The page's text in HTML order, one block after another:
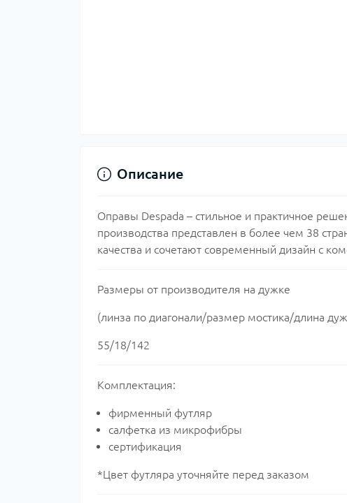
Описание
Оправы Despada – стильное и практичное
производства представлен в более чем 38
качества и сочетают современный дизайн с
Размеры от производителя на дужке
(линза по диагонали/размер мостика/длина
55/18/142
Комплектация:
фирменный футляр
салфетка из микрофибры
сертификация
*Цвет футляра уточняйте перед заказом